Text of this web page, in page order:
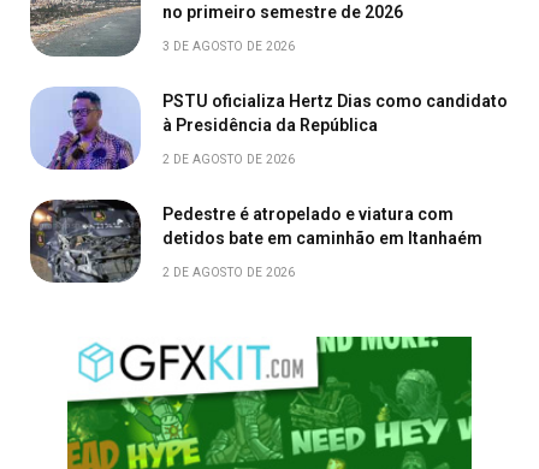
no primeiro semestre de 2026
3 DE AGOSTO DE 2026
PSTU oficializa Hertz Dias como candidato
à Presidência da República
2 DE AGOSTO DE 2026
Pedestre é atropelado e viatura com
detidos bate em caminhão em Itanhaém
2 DE AGOSTO DE 2026